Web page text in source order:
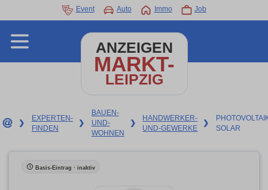
Event Auto Immo Job
ANZEIGEN
MARKT-
LEIPZIG
❯
EXPERTEN-
FINDEN
❯
BAUEN-
UND-
WOHNEN
❯
HANDWERKER-
UND-GEWERKE
❯
SOLAR
Basis-Eintrag · inaktiv